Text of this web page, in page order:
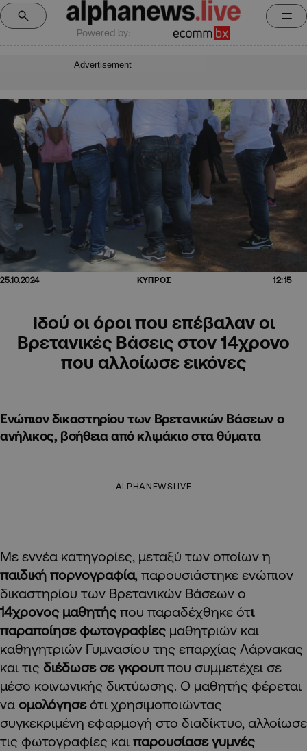
Powered by:
Advertisement
25.10.2024 ΚΥΠΡΟΣ 12:15
Ιδού οι όροι που επέβαλαν οι
Βρετανικές Βάσεις στον 14χρονο
που αλλοίωσε εικόνες
Ενώπιον δικαστηρίου των Βρετανικών Βάσεων ο
ανήλικος, βοήθεια από κλιμάκιο στα θύματα
ALPHANEWSLIVE
Με εννέα κατηγορίες, μεταξύ των οποίων η
παιδική πορνογραφία, παρουσιάστηκε ενώπιον
δικαστηρίου των Βρετανικών Βάσεων ο
14χρονος μαθητής που παραδέχθηκε ότι
παραποίησε φωτογραφίες μαθητριών και
καθηγητριών Γυμνασίου της επαρχίας Λάρνακας
και τις διέδωσε σε γκρουππου συμμετέχει σε
μέσο κοινωνικής δικτύωσης. Ο μαθητής φέρεται
να ομολόγησε ότι χρησιμοποιώντας
συγκεκριμένη εφαρμογή στο διαδίκτυο, αλλοίωσε
τις φωτογραφίες και παρουσίασε γυμνές